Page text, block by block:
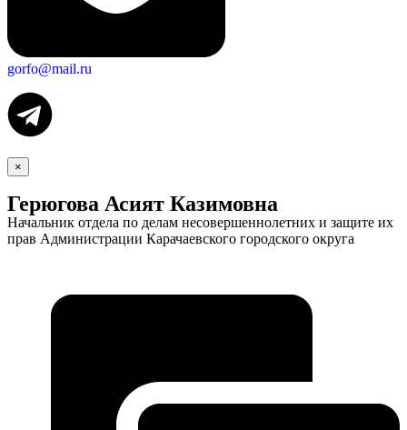
Городская Среда
gorfo@mail.ru
×
Герюгова Асият Казимовна
Начальник отдела по делам несовершеннолетних и защите их
прав Администрации Карачаевского городского округа